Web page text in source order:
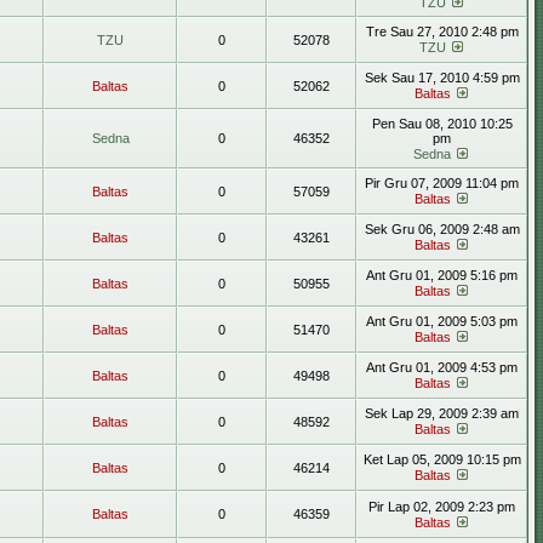
TZU 0 52078
Tre Sau 27, 2010 2:48 pm
TZU
Baltas 0 52062
Sek Sau 17, 2010 4:59 pm
Baltas
Sedna 0 46352
Pen Sau 08, 2010 10:25
pm
Sedna
Baltas 0 57059
Pir Gru 07, 2009 11:04 pm
Baltas
Baltas 0 43261
Sek Gru 06, 2009 2:48 am
Baltas
Baltas 0 50955
Ant Gru 01, 2009 5:16 pm
Baltas
Baltas 0 51470
Ant Gru 01, 2009 5:03 pm
Baltas
Baltas 0 49498
Ant Gru 01, 2009 4:53 pm
Baltas
Baltas 0 48592
Sek Lap 29, 2009 2:39 am
Baltas
Baltas 0 46214
Ket Lap 05, 2009 10:15 pm
Baltas
Baltas 0 46359
Pir Lap 02, 2009 2:23 pm
Baltas